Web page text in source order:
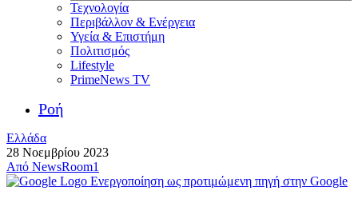
Τεχνολογία
Περιβάλλον & Ενέργεια
Υγεία & Επιστήμη
Πολιτισμός
Lifestyle
PrimeNews TV
Ροή
Ελλάδα
28 Νοεμβρίου 2023
Από NewsRoom1
Ενεργοποίηση ως προτιμώμενη πηγή στην Google